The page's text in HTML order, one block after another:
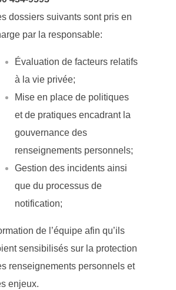
dossiers suivants sont pris en
par la responsable:
Évaluation de facteurs relatifs
à la vie privée;
Mise en place de politiques
et de pratiques encadrant la
gouvernance des
renseignements personnels;
Gestion des incidents ainsi
que du processus de
notification;
de l’équipe afin qu’ils
sensibilisés sur la protection
renseignements personnels et
enjeux.